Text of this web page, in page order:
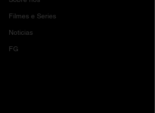
Filmes e Series
Noticias
FG